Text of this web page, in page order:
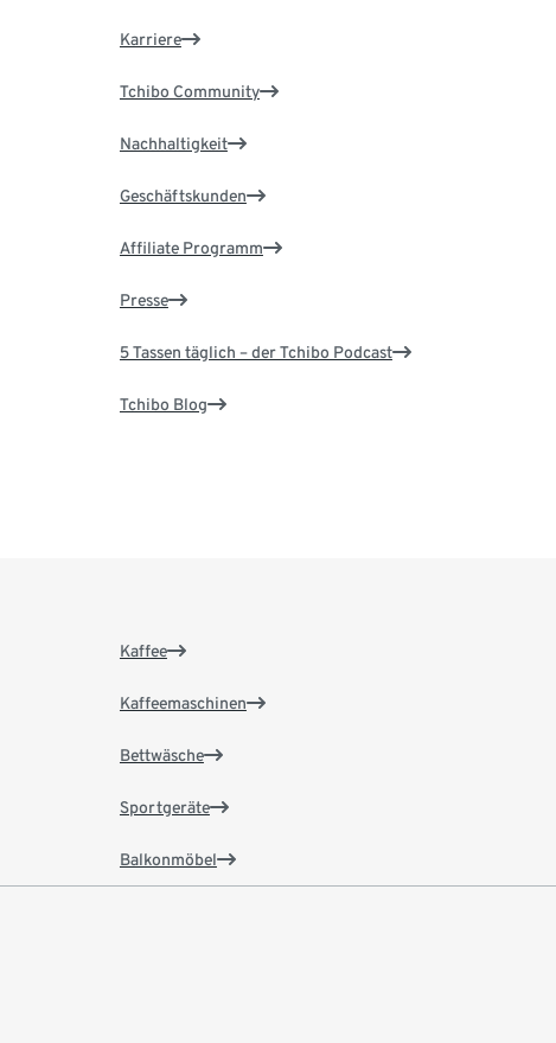
Karriere
Tchibo Community
Nachhaltigkeit
Geschäftskunden
Affiliate Programm
Presse
5 Tassen täglich – der Tchibo Podcast
Tchibo Blog
Kaffee
Kaffeemaschinen
Bettwäsche
Sportgeräte
Balkonmöbel